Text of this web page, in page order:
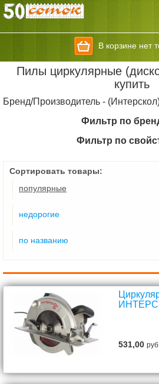
В корзине нет
Пилы циркулярные
купить
Бренд/Производитель -
Фильтр по
Фильтр по
Сортировать товары:
популярные
недорогие
по названию
531,00